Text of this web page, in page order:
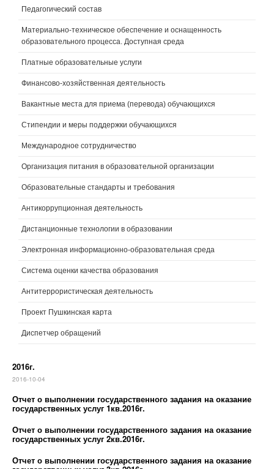
Педагогический состав
Материально-техническое обеспечение и оснащенность
образовательного процесса. Доступная среда
Платные образовательные услуги
Финансово-хозяйственная деятельность
Вакантные места для приема (перевода) обучающихся
Стипендии и меры поддержки обучающихся
Международное сотрудничество
Организация питания в образовательной организации
Образовательные стандарты и требования
Антикоррупционная деятельность
Дистанционные технологии в образовании
Электронная информационно-образовательная среда
Система оценки качества образования
Антитеррористическая деятельность
Проект Пушкинская карта
Диспетчер обращений
2016г.
2016-10-04
Отчет о выполнении государственного задания на оказание
государственных услуг 1кв.2016г.
Отчет о выполнении государственного задания на оказание
государственных услуг 2кв.2016г.
Отчет о выполнении государственного задания на оказание